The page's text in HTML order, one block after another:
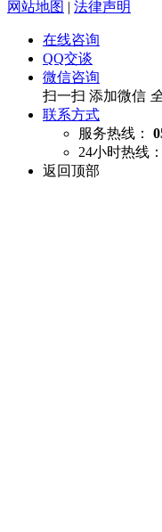
网站地图 | 法律声明
在线咨询
QQ交谈
微信咨询
扫一扫 添加微信
联系方式
服务热线：
24小时热线：
返回顶部